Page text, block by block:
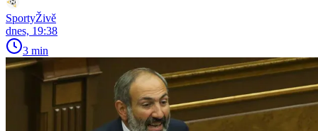
SportyŽivě
dnes, 19:38
3 min